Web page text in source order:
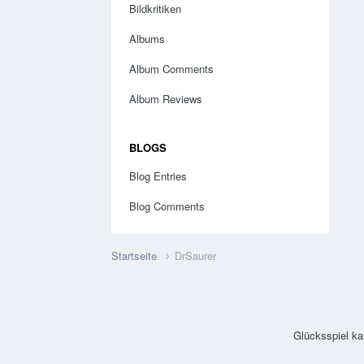
Bildkritiken
Albums
Album Comments
Album Reviews
BLOGS
Blog Entries
Blog Comments
Startseite DrSaurer
Glücksspiel